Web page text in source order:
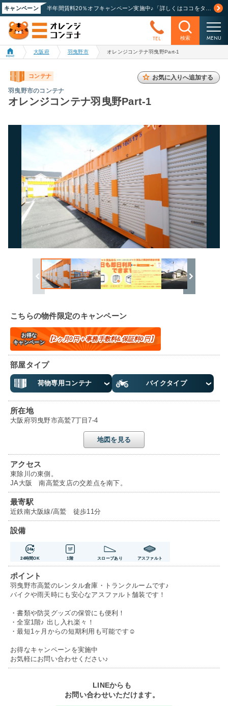
キャンペーン
TEL 検索 MENU
大阪府 羽曳野市 オレンジコンテナ羽曳野Part-1
コンテナ
羽曳野市のコンテナ
オレンジコンテナ羽曳野Part-1
お気に入りへ追加する
こちらの物件限定のキャンペーン
お得な
キャンペーン
【2ヶ月0円＋事務手数料&保証料0円】
部屋タイプ
荷物専用コンテナ バイクタイプ
所在地
大阪府羽曳野市高鷲7丁目7-4
地図を見る
アクセス
東除川の東側。
JA大阪 南高鷲支店の交差点を南下。
最寄駅
近鉄南大阪線/高鷲 徒歩11分
設備
24時間OK 1階 スロープあり アスファルト
ポイント
羽曳野市高鷲のレンタル倉庫・トランクルームです♪
バイクや雨天時にも安心なアスファルト舗装です！
・書類や防災グッズの保管にも便利！
・全室1階♪ 出し入れ楽々！
・最短1ヶ月からの短期利用も可能です☺
お得なキャンペーンを実施中
お気軽にお問い合わせください♪
LINEからも
お問い合わせいただけます。